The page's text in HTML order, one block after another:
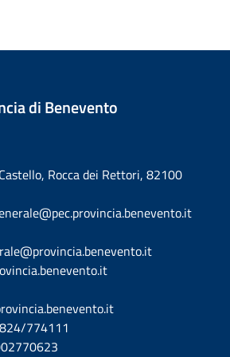
di Benevento
Rocca dei Rettori, 82100
774111